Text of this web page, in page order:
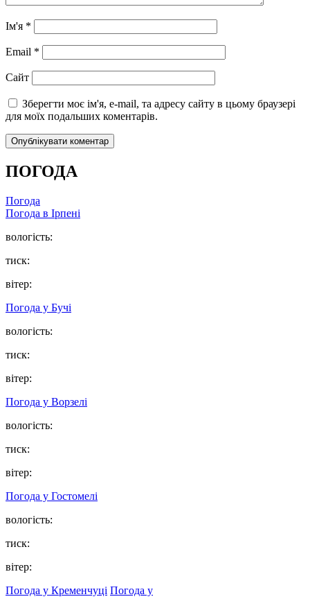
Ім'я *
Email *
Сайт
Зберегти моє ім'я, e-mail, та адресу сайту в цьому браузері
для моїх подальших коментарів.
ПОГОДА
Погода
Погода в Ірпені
вологість:
тиск:
вітер:
Погода у Бучі
вологість:
тиск:
вітер:
Погода у Ворзелі
вологість:
тиск:
вітер:
Погода у Гостомелі
вологість:
тиск:
вітер:
Погода у Кременчуці Погода у